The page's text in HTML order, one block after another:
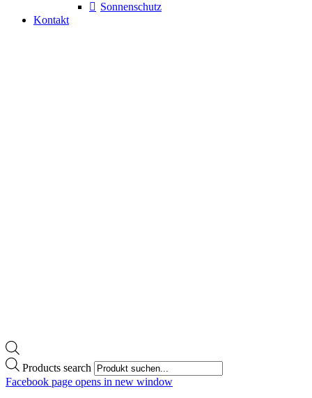
Sonnenschutz
Kontakt
Products search
Facebook page opens in new window